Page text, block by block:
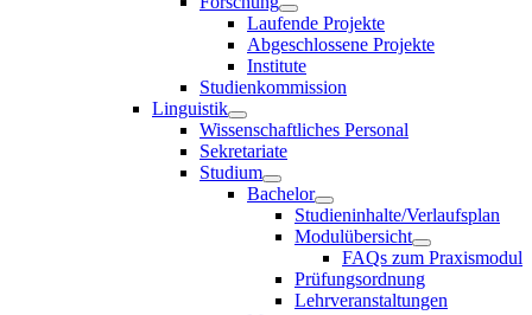
Laufende Projekte
Abgeschlossene Projekte
Institute
Studienkommission
Linguistik
Wissenschaftliches Personal
Sekretariate
Studium
Bachelor
Studieninhalte/Verlaufsplan
Modulübersicht
FAQs zum Praxismodul
Prüfungsordnung
Lehrveranstaltungen